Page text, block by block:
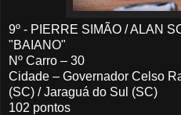
9º - PIERRE SIMÃO / ALAN
"BAIANO"
Nº Carro – 30
Cidade – Governador Celso
(SC) / Jaraguá do Sul (SC)
102 pontos